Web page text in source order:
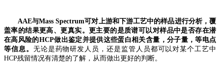
AAE与Mass Spectrum可对上游和下游工艺中的样品进行分析，覆
盖率的结果更高、更真实。更主要的是质谱可以对样品中是否存在潜
在高风险的HCP做出鉴定并提供这些蛋白相关含量，分子量，等电点
等信息。 无论是药物研发人员，还是监管人员都可以对某个工艺中
HCP残留情况有清楚的了解，从而做出 更好的判断。